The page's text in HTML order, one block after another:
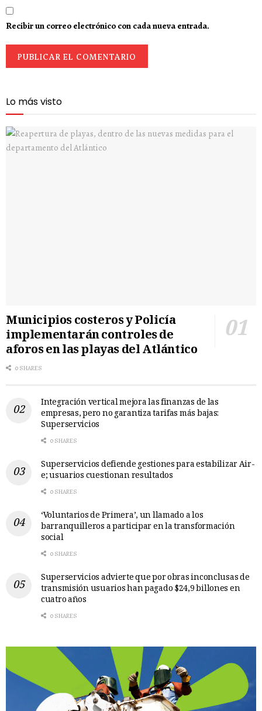
Recibir un correo electrónico con cada nueva entrada.
Lo más visto
Municipios costeros y Policía
implementarán controles de
aforos en las playas del Atlántico
0 SHARES
Integración vertical mejora las finanzas de las
empresas, pero no garantiza tarifas más bajas:
Superservicios
0 SHARES
Superservicios defiende gestiones para estabilizar Air-
e; usuarios cuestionan resultados
0 SHARES
‘Voluntarios de Primera’, un llamado a los
barranquilleros a participar en la transformación
social
0 SHARES
Superservicios advierte que por obras inconclusas de
transmisión usuarios han pagado $24,9 billones en
cuatro años
0 SHARES